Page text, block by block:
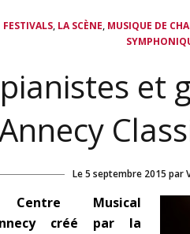
FESTIVALS, LA SCÈNE, MUSIQUE DE
et
Le5 septembre 2015 par
Musical
créé par la